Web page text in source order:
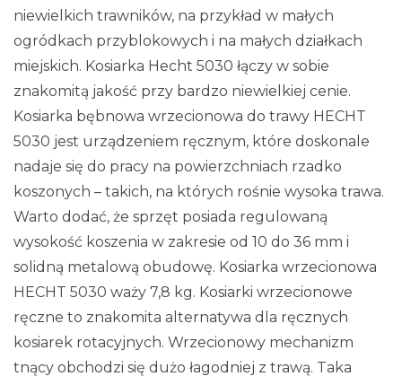
niewielkich trawników, na przykład w małych
ogródkach przyblokowych i na małych działkach
miejskich. Kosiarka Hecht 5030 łączy w sobie
znakomitą jakość przy bardzo niewielkiej cenie.
Kosiarka bębnowa wrzecionowa do trawy HECHT
5030 jest urządzeniem ręcznym, które doskonale
nadaje się do pracy na powierzchniach rzadko
koszonych – takich, na których rośnie wysoka trawa.
Warto dodać, że sprzęt posiada regulowaną
wysokość koszenia w zakresie od 10 do 36 mm i
solidną metalową obudowę. Kosiarka wrzecionowa
HECHT 5030 waży 7,8 kg. Kosiarki wrzecionowe
ręczne to znakomita alternatywa dla ręcznych
kosiarek rotacyjnych. Wrzecionowy mechanizm
tnący obchodzi się dużo łagodniej z trawą. Taka